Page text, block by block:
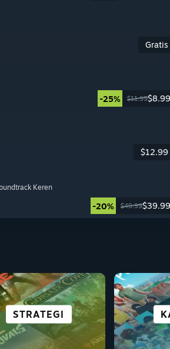
Gratis
-25% $11.99$8.99
$12.99
Keren
-20% $49.99$39.99
STRATEGI
TEKA-TEKI
KOTA &
PEMUKIMAN
SURVIVAL